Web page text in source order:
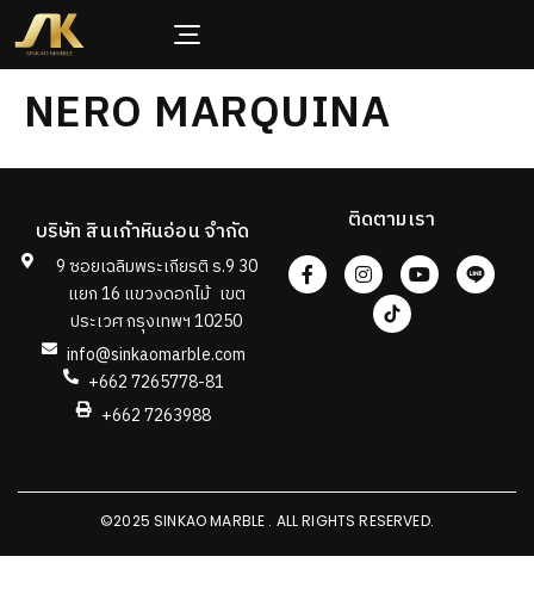
NERO MARQUINA
บริษัท สินเก้าหินอ่อน จำกัด
9 ซอยเฉลิมพระเกียรติ ร.9 30
แยก 16 แขวงดอกไม้ เขต
ประเวศ กรุงเทพฯ 10250
info@sinkaomarble.com
+662 7265778-81
+662 7263988
ติดตามเรา
©2025 SINKAO MARBLE . ALL RIGHTS RESERVED.